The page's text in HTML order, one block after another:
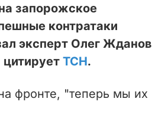
запорожское
контратаки
эксперт Олег Жданов
цитирует ТСН.
фронте, "теперь мы их